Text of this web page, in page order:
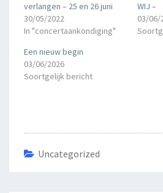
verlangen – 25 en 26 juni
30/05/2022
In "concertaankondiging"
WIJ –
03/06/
Een nieuw begin
03/06/2026
Soortgelijk bericht
Uncategorized